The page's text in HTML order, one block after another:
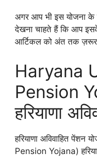
अगर आप भी इस योजना के
देखना चाहते हैं कि आप
आर्टिकल को अंत तक
Haryana
Pension
हरियाणा
हरियाणा अविवाहित
Pension Yojana)